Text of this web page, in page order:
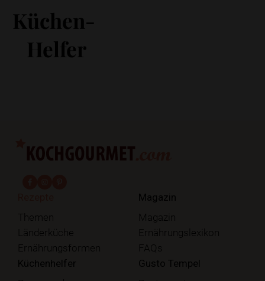
Küchen-
Helfer
Themen
Länderküche
Ernährungsformen
Magazin
Magazin
Ernährungslexikon
FAQs
Küchenhelfer Gusto Tempel